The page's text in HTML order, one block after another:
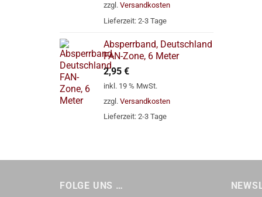
zzgl. Versandkosten
Lieferzeit: 2-3 Tage
Absperrband, Deutschland
FAN-Zone, 6 Meter
2,95 €
inkl. 19 % MwSt.
zzgl. Versandkosten
Lieferzeit: 2-3 Tage
FOLGE UNS …